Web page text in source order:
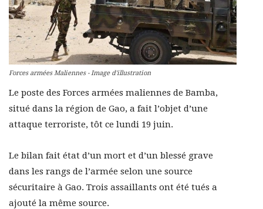
Forces armées Maliennes - Image d'illustration
Le poste des Forces armées maliennes de Bamba,
situé dans la région de Gao, a fait l’objet d’une
attaque terroriste, tôt ce lundi 19 juin.
Le bilan fait état d’un mort et d’un blessé grave
dans les rangs de l’armée selon une source
sécuritaire à Gao. Trois assaillants ont été tués a
ajouté la même source.